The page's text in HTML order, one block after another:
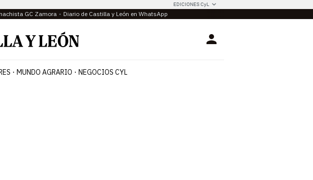
EDICIONES CyL
GC Zamora Diario de Castilla y León en WhatsApp
Login
MUNDO AGRARIO NEGOCIOS CYL